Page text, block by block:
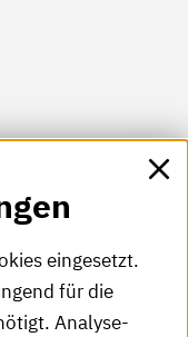
eingesetzt.
für die
Analyse-